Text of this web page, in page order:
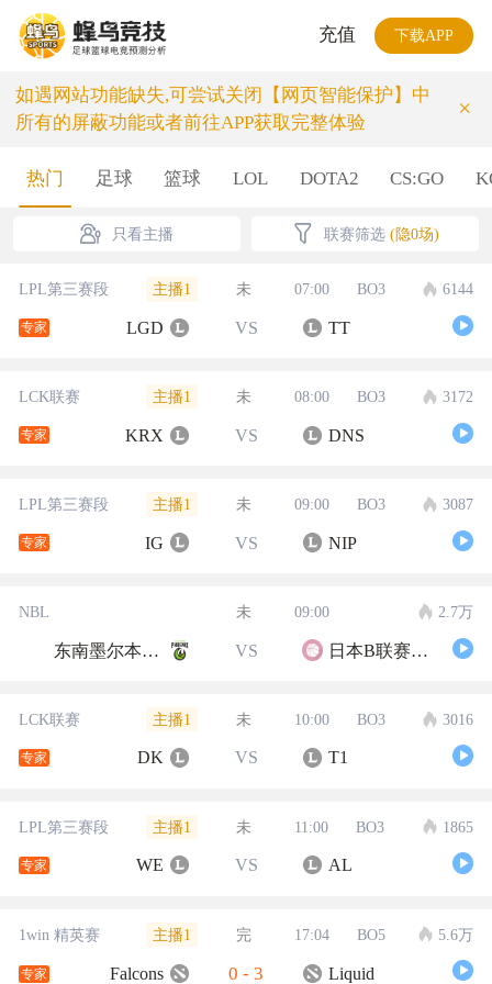
充值 下载APP
如遇网站功能缺失,可尝试关闭【网页智能保护】中
所有的屏蔽功能或者前往APP获取完整体验
×
热门 足球 篮球 LOL DOTA2 CS:GO
只看主播 联赛筛选 (隐0场)
LPL第三赛段 主播1 未 07:00 BO3 6144
专家 LGD VS TT
LCK联赛 主播1 未 08:00 BO3 3172
专家 KRX VS DNS
LPL第三赛段 主播1 未 09:00 BO3 3087
专家 IG VS NIP
NBL 未 09:00 2.7万
东南墨尔本凤凰 VS 日本B联赛联队
LCK联赛 主播1 未 10:00 BO3 3016
专家 DK VS T1
LPL第三赛段 主播1 未 11:00 BO3 1865
专家 WE VS AL
1win 精英赛 主播1 完 17:04 BO5 5.6万
专家 Falcons 0 - 3 Liquid